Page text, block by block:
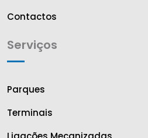
Contactos
Serviços
Parques
Terminais